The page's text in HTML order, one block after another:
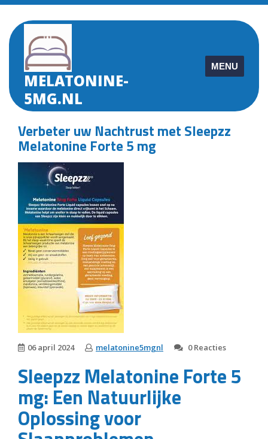
Skip
content
MELATONINE-
5MG.NL
MENU
Verbeter uw Nachtrust met Sleepzz
Melatonine Forte 5 mg
06 april 2024 melatonine5mgnl 0 Reacties
Sleepzz Melatonine Forte 5
mg: Een Natuurlijke
Oplossing voor